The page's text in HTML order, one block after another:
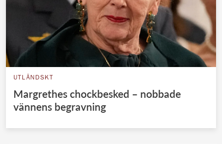
UTLÄNDSKT
Margrethes chockbesked – nobbade
vännens begravning